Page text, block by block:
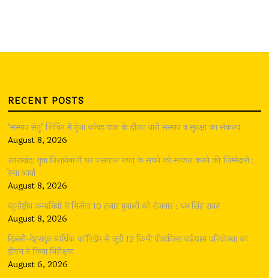
RECENT POSTS
‘सम्मान सेतु’ शिविर में गूंजा कांवड़ यात्रा के दौरान नारी सम्मान व सुरक्षा का संकल्प
August 8, 2026
उत्तराखंड: युवा निशानेबाजों पर जसपाल राणा के सपने को साकार करने की जिम्मेदारी :
रेखा आर्या
August 8, 2026
बहुर्राष्ट्रीय कम्पनियों में मिलेगा 10 हजार युवाओं को रोजगार : धन सिंह रावत
August 8, 2026
दिल्ली-देहरादून आर्थिक कॉरिडोर से जुड़ी 12 किमी ग्रीनफील्ड बाईपास परियोजना का
डीएम ने किया निरीक्षण
August 6, 2026